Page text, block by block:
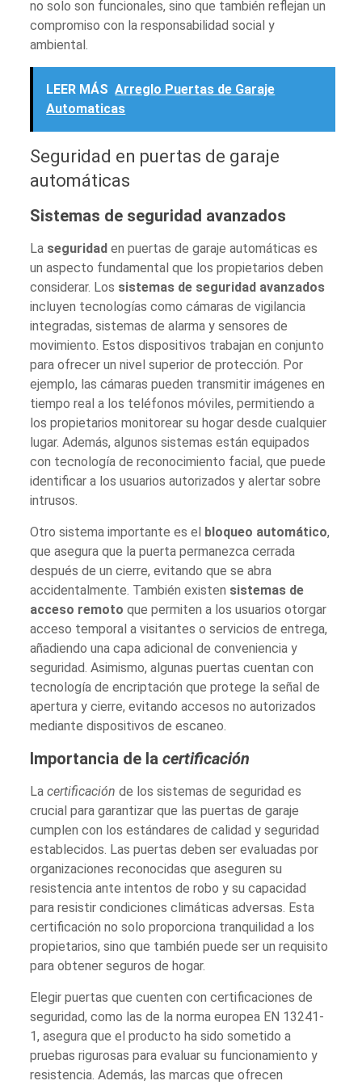
no solo son funcionales, sino que también reflejan un
compromiso con la responsabilidad social y
ambiental.
LEER MÁS Arreglo Puertas de Garaje
Automaticas
Seguridad en puertas de garaje
automáticas
Sistemas de seguridad avanzados
La seguridad en puertas de garaje automáticas es
un aspecto fundamental que los propietarios deben
considerar. Los sistemas de seguridad avanzados
incluyen tecnologías como cámaras de vigilancia
integradas, sistemas de alarma y sensores de
movimiento. Estos dispositivos trabajan en conjunto
para ofrecer un nivel superior de protección. Por
ejemplo, las cámaras pueden transmitir imágenes en
tiempo real a los teléfonos móviles, permitiendo a
los propietarios monitorear su hogar desde cualquier
lugar. Además, algunos sistemas están equipados
con tecnología de reconocimiento facial, que puede
identificar a los usuarios autorizados y alertar sobre
intrusos.
Otro sistema importante es el bloqueo automático,
que asegura que la puerta permanezca cerrada
después de un cierre, evitando que se abra
accidentalmente. También existen sistemas de
acceso remoto que permiten a los usuarios otorgar
acceso temporal a visitantes o servicios de entrega,
añadiendo una capa adicional de conveniencia y
seguridad. Asimismo, algunas puertas cuentan con
tecnología de encriptación que protege la señal de
apertura y cierre, evitando accesos no autorizados
mediante dispositivos de escaneo.
Importancia de lacertificación
Lacertificación de los sistemas de seguridad es
crucial para garantizar que las puertas de garaje
cumplen con los estándares de calidad y seguridad
establecidos. Las puertas deben ser evaluadas por
organizaciones reconocidas que aseguren su
resistencia ante intentos de robo y su capacidad
para resistir condiciones climáticas adversas. Esta
certificación no solo proporciona tranquilidad a los
propietarios, sino que también puede ser un requisito
para obtener seguros de hogar.
Elegir puertas que cuenten con certificaciones de
seguridad, como las de la norma europea EN 13241-
1, asegura que el producto ha sido sometido a
pruebas rigurosas para evaluar su funcionamiento y
resistencia. Además, las marcas que ofrecen